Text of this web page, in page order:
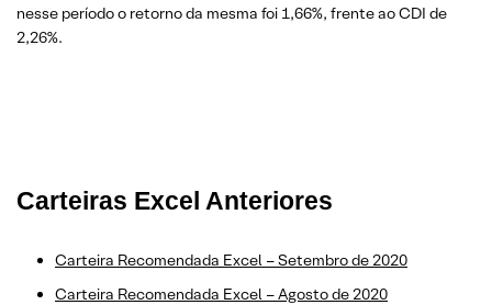
nesse período o retorno da mesma foi 1,66%, frente ao CDI de
2,26%.
Carteiras Excel Anteriores
Carteira Recomendada Excel – Setembro de 2020
Carteira Recomendada Excel – Agosto de 2020